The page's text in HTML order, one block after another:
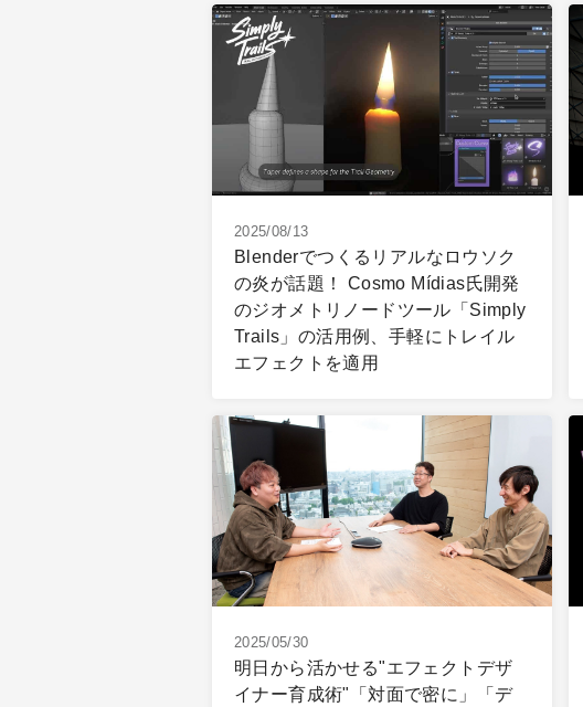
2025/08/13
Blenderでつくるリアルなロウソク
の炎が話題！ Cosmo Mídias氏開発
のジオメトリノードツール「Simply
Trails」の活用例、手軽にトレイル
エフェクトを適用
2025/05/30
明日から活かせる"エフェクトデザ
イナー育成術"「対面で密に」「デ